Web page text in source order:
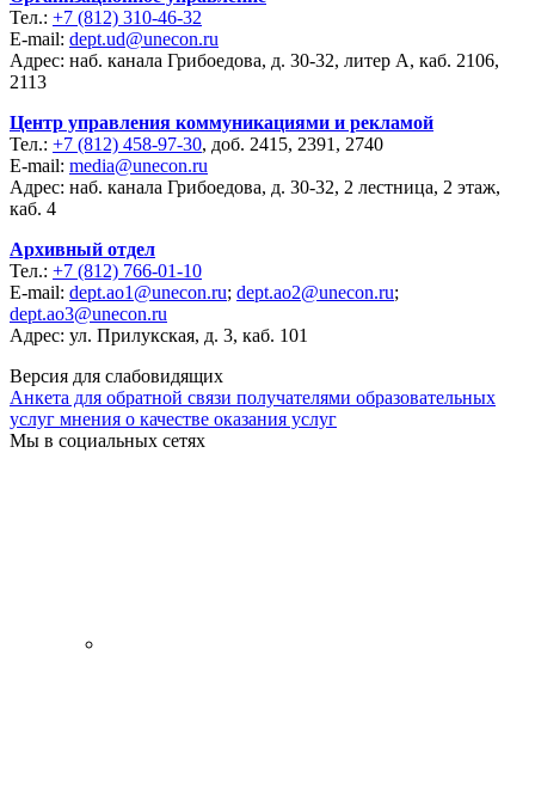
Тел.: +7 (812) 310-46-32
E-mail: dept.ud@unecon.ru
Адрес: наб. канала Грибоедова, д. 30-32, литер А, каб. 2106,
2113
Центр управления коммуникациями и рекламой
Тел.: +7 (812) 458-97-30, доб. 2415, 2391, 2740
E-mail: media@unecon.ru
Адрес: наб. канала Грибоедова, д. 30-32, 2 лестница, 2 этаж,
каб. 4
Архивный отдел
Тел.: +7 (812) 766-01-10
E-mail: dept.ao1@unecon.ru; dept.ao2@unecon.ru;
dept.ao3@unecon.ru
Адрес: ул. Прилукская, д. 3, каб. 101
Версия для слабовидящих
Анкета для обратной связи получателями образовательных
услуг мнения о качестве оказания услуг
Мы в социальных сетях